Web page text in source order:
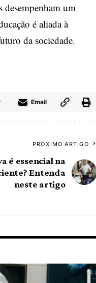
desempenham um
é aliada à
da sociedade.
Email
PRÓXIMO ARTIGO
é essencial na
Entenda
neste artigo